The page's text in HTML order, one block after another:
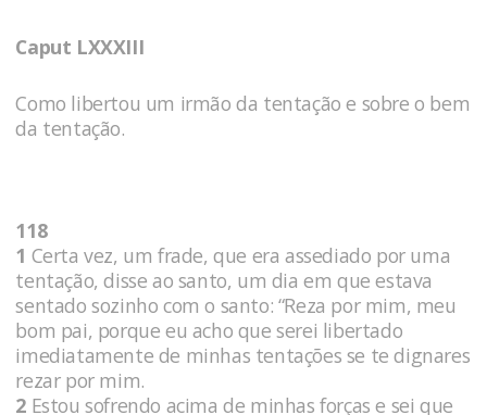
Caput LXXXIII
Como libertou um irmão da tentação e sobre o bem
da tentação.
118
1 Certa vez, um frade, que era assediado por uma
tentação, disse ao santo, um dia em que estava
sentado sozinho com o santo: “Reza por mim, meu
bom pai, porque eu acho que serei libertado
imediatamente de minhas tentações se te dignares
rezar por mim.
2 Estou sofrendo acima de minhas forças e sei que